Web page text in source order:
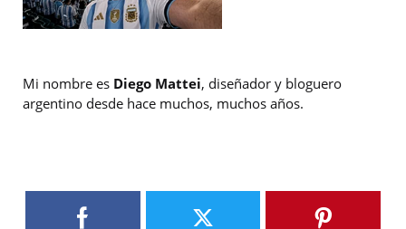
Mi nombre es Diego Mattei, diseñador y bloguero
argentino desde hace muchos, muchos años.